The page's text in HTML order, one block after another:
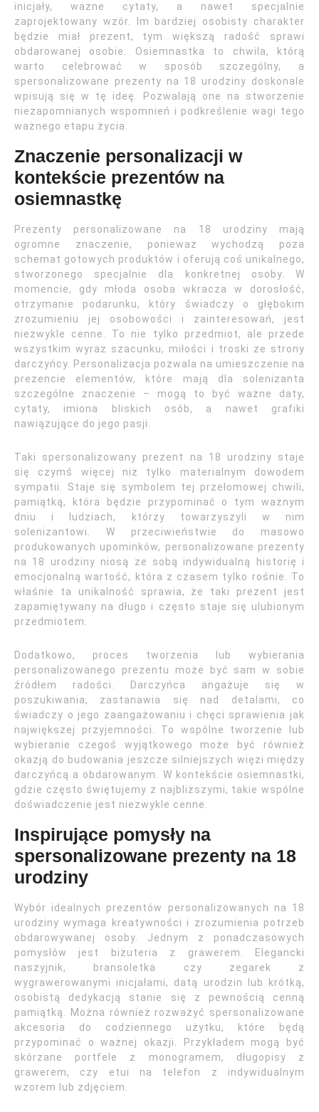
inicjały, ważne cytaty, a nawet specjalnie
zaprojektowany wzór. Im bardziej osobisty charakter
będzie miał prezent, tym większą radość sprawi
obdarowanej osobie. Osiemnastka to chwila, którą
warto celebrować w sposób szczególny, a
spersonalizowane prezenty na 18 urodziny doskonale
wpisują się w tę ideę. Pozwalają one na stworzenie
niezapomnianych wspomnień i podkreślenie wagi tego
ważnego etapu życia.
Znaczenie personalizacji w
kontekście prezentów na
osiemnastkę
Prezenty personalizowane na 18 urodziny mają
ogromne znaczenie, ponieważ wychodzą poza
schemat gotowych produktów i oferują coś unikalnego,
stworzonego specjalnie dla konkretnej osoby. W
momencie, gdy młoda osoba wkracza w dorosłość,
otrzymanie podarunku, który świadczy o głębokim
zrozumieniu jej osobowości i zainteresowań, jest
niezwykle cenne. To nie tylko przedmiot, ale przede
wszystkim wyraz szacunku, miłości i troski ze strony
darczyńcy. Personalizacja pozwala na umieszczenie na
prezencie elementów, które mają dla solenizanta
szczególne znaczenie – mogą to być ważne daty,
cytaty, imiona bliskich osób, a nawet grafiki
nawiązujące do jego pasji.
Taki spersonalizowany prezent na 18 urodziny staje
się czymś więcej niż tylko materialnym dowodem
sympatii. Staje się symbolem tej przełomowej chwili,
pamiątką, która będzie przypominać o tym ważnym
dniu i ludziach, którzy towarzyszyli w nim
solenizantowi. W przeciwieństwie do masowo
produkowanych upominków, personalizowane prezenty
na 18 urodziny niosą ze sobą indywidualną historię i
emocjonalną wartość, która z czasem tylko rośnie. To
właśnie ta unikalność sprawia, że taki prezent jest
zapamiętywany na długo i często staje się ulubionym
przedmiotem.
Dodatkowo, proces tworzenia lub wybierania
personalizowanego prezentu może być sam w sobie
źródłem radości. Darczyńca angażuje się w
poszukiwania, zastanawia się nad detalami, co
świadczy o jego zaangażowaniu i chęci sprawienia jak
największej przyjemności. To wspólne tworzenie lub
wybieranie czegoś wyjątkowego może być również
okazją do budowania jeszcze silniejszych więzi między
darczyńcą a obdarowanym. W kontekście osiemnastki,
gdzie często świętujemy z najbliższymi, takie wspólne
doświadczenie jest niezwykle cenne.
Inspirujące pomysły na
spersonalizowane prezenty na 18
urodziny
Wybór idealnych prezentów personalizowanych na 18
urodziny wymaga kreatywności i zrozumienia potrzeb
obdarowywanej osoby. Jednym z ponadczasowych
pomysłów jest biżuteria z grawerem. Elegancki
naszyjnik, bransoletka czy zegarek z
wygrawerowanymi inicjałami, datą urodzin lub krótką,
osobistą dedykacją stanie się z pewnością cenną
pamiątką. Można również rozważyć spersonalizowane
akcesoria do codziennego użytku, które będą
przypominać o ważnej okazji. Przykładem mogą być
skórzane portfele z monogramem, długopisy z
grawerem, czy etui na telefon z indywidualnym
wzorem lub zdjęciem.